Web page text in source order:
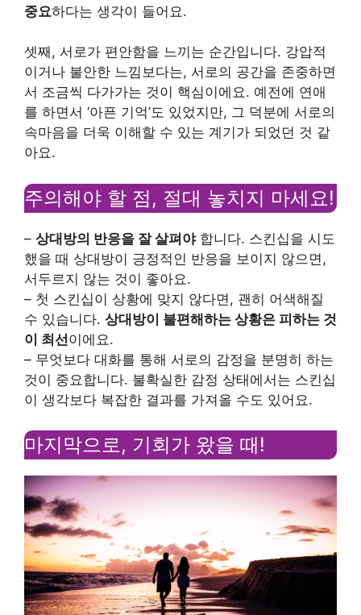
중요하다는 생각이 들어요.
셋째, 서로가 편안함을 느끼는 순간입니다. 강압적
이거나 불안한 느낌보다는, 서로의 공간을 존중하면
서 조금씩 다가가는 것이 핵심이에요. 예전에 연애
를 하면서 ‘아픈 기억’도 있었지만, 그 덕분에 서로의
속마음을 더욱 이해할 수 있는 계기가 되었던 것 같
아요.
주의해야 할 점, 절대 놓치지 마세요!
– 상대방의 반응을 잘 살펴야합니다. 스킨십을 시도
했을 때 상대방이 긍정적인 반응을 보이지 않으면,
서두르지 않는 것이 좋아요.
– 첫 스킨십이 상황에 맞지 않다면, 괜히 어색해질
수 있습니다. 상대방이 불편해하는 상황은 피하는 것
이 최선이에요.
– 무엇보다 대화를 통해 서로의 감정을 분명히 하는
것이 중요합니다. 불확실한 감정 상태에서는 스킨십
이 생각보다 복잡한 결과를 가져올 수도 있어요.
마지막으로, 기회가 왔을 때!